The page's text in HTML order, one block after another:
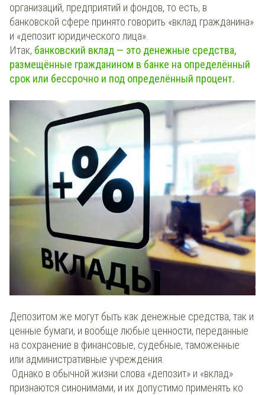
организаций, предприятий и фондов, то есть, в
банковской сфере принято говорить «вклад гражданина»
и «депозит юридического лица».
Итак, банковский вклад — это денежные средства,
размещённые гражданином в банке на определённый
срок или бессрочно и под определённый процент.
Депозитом же могут быть как денежные средства, так и
ценные бумаги, и вообще любые ценности, переданные
на сохранение в финансовые, судебные, таможенные
или административные учреждения.
Однако в обычной жизни слова «депозит» и «вклад»
признаются синонимами, и их допустимо применять ко